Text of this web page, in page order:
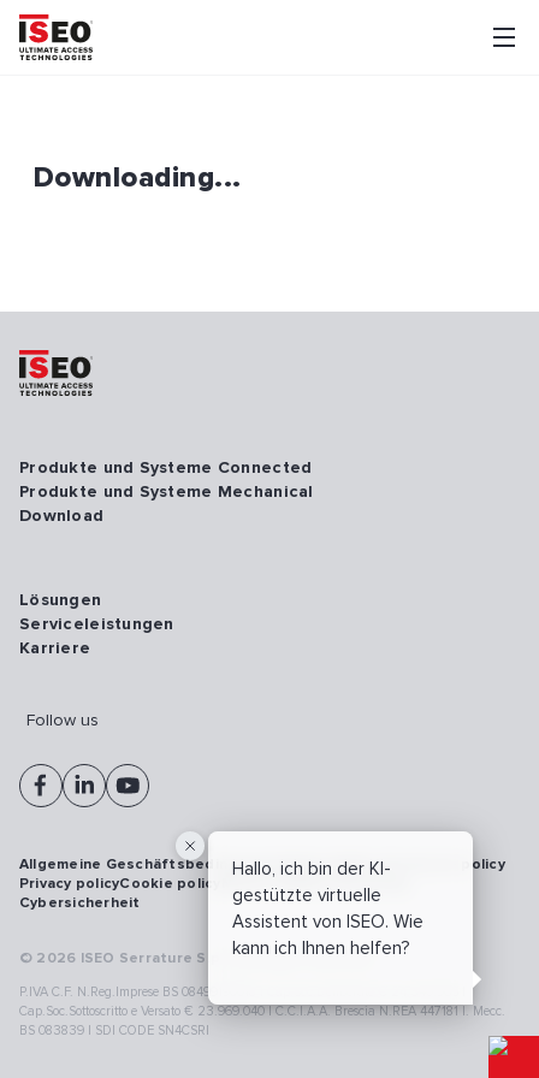
Downloading...
Hallo, ich bin der KI-
gestützte virtuelle
Assistent von ISEO. Wie
kann ich Ihnen helfen?
Produkte und Systeme Connected
Produkte und Systeme Mechanical
Download
Lösungen
Serviceleistungen
Karriere
Follow us
© 2026 ISEO Serrature S.p.A. All right reserved
P.IVA C.F. N.Reg.Imprese BS 08499190018 | Cap.Soc.Deliberato € 24.340.965 |
Cap.Soc.Sottoscritto e Versato € 23.969.040 | C.C.I.A.A. Brescia N.REA 447181 |. Mecc.
BS 083839 | SDI CODE SN4CSRI
Allgemeine GeschäftsbedingungenVulnerability disclosure policy
Privacy policyCookie policy Model 231
Whistleblowing
Cybersicherheit